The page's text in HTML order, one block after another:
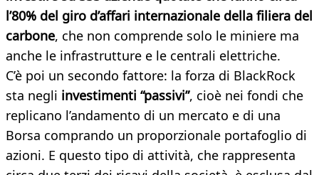
l’80% del giro d’affari internazionale della filiera del
carbone, che non comprende solo le miniere ma
anche le infrastrutture e le centrali elettriche.
C’è poi un secondo fattore: la forza di BlackRock
sta negli investimenti “passivi”, cioè nei fondi che
replicano l’andamento di un mercato e di una
Borsa comprando un proporzionale portafoglio di
azioni. E questo tipo di attività, che rappresenta